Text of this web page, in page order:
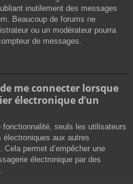
inutilement des messages
Beaucoup de forums ne
ou un modérateur pourra
de messages.
me connecter lorsque
électronique d’un
seuls les utilisateurs
aux autres
permet d’empêcher une
électronique par des